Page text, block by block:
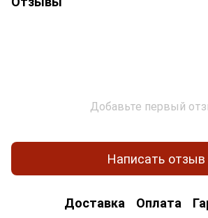
Добавьте первый
Написать отзыв
Доставка Оплата